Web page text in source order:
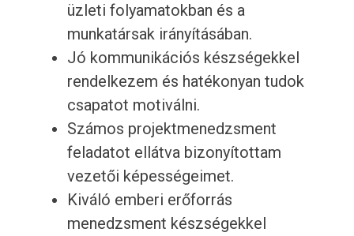
üzleti folyamatokban és a
munkatársak irányításában.
Jó kommunikációs készségekkel
rendelkezem és hatékonyan tudok
csapatot motiválni.
Számos projektmenedzsment
feladatot ellátva bizonyítottam
vezetői képességeimet.
Kiváló emberi erőforrás
menedzsment készségekkel